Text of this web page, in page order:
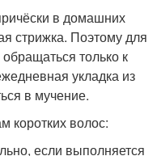
в домашних
стрижка. Поэтому для
только к
укладка из
в мучение.
коротких волос:
если выполняется